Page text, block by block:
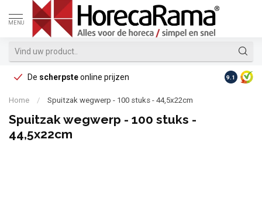
MENU
De scherpsteonline prijzen Op
9.1
Home / Spuitzak wegwerp - 100 stuks - 44,5x22cm
Spuitzak wegwerp - 100 stuks -
44,5x22cm